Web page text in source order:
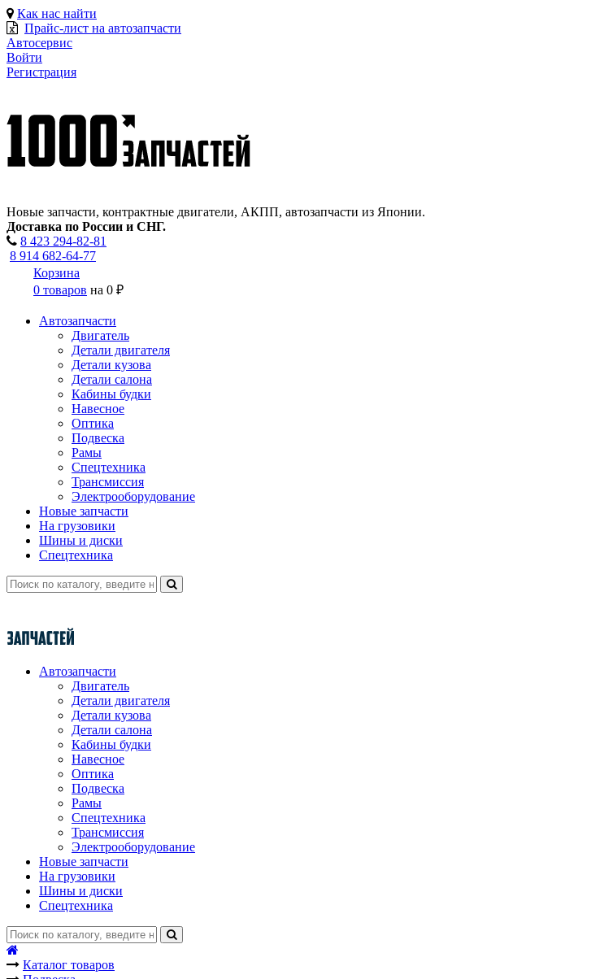
Как нас найти
Прайс-лист на автозапчасти
Автосервис
Войти
Регистрация
Новые запчасти, контрактные двигатели, АКПП, автозапчасти из Японии.
Доставка по России и СНГ.
8 423 294-82-81
8 914 682-64-77
Корзина
0 товаров на 0 ₽
Автозапчасти
Двигатель
Детали двигателя
Детали кузова
Детали салона
Кабины будки
Навесное
Оптика
Подвеска
Рамы
Спецтехника
Трансмиссия
Электрооборудование
Новые запчасти
На грузовики
Шины и диски
Спецтехника
Автозапчасти
Двигатель
Детали двигателя
Детали кузова
Детали салона
Кабины будки
Навесное
Оптика
Подвеска
Рамы
Спецтехника
Трансмиссия
Электрооборудование
Новые запчасти
На грузовики
Шины и диски
Спецтехника
Каталог товаров